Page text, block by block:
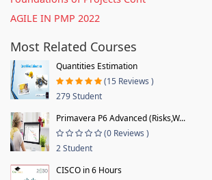
AGILE IN PMP 2022
Most Related Courses
Quantities Estimation
(15 Reviews )
279 Student
Primavera P6 Advanced (Risks,W...
(0 Reviews )
2 Student
CISCO in 6 Hours